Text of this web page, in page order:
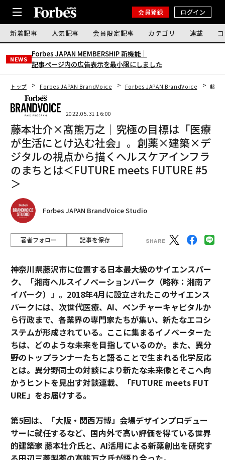
会員登録 ログイン
新着記事 人気記事 会員限定記事 カテゴリ 連載
NEWS
Forbes JAPAN MEMBERSHIP 新機能｜
記事ページ内の広告表示を最小限にしました
トップ Forbes JAPAN BrandVoice Forbes JAPAN BrandVoice 藤本
2022.05.31 16:00
藤本壮介×髙熊万之｜究極の目標は「医療
が生活にとけ込む社会」。創薬×建築×デ
ジタルの視点から描くヘルスケアインフラ
のまちとは＜FUTURE meets FUTURE #5
＞
Forbes JAPAN BrandVoice Studio
著者フォロー 記事を保存
神奈川県藤沢市に位置する日本最大級のサイエンスパー
ク、「湘南ヘルスイノベーションパーク（略称：湘南ア
イパーク）」。2018年4月に設立されたこのサイエンス
パークには、次世代医療、AI、ベンチャーキャピタルか
ら行政まで、各業界の専門家たちが集い、新たなエコシ
ステムが形成されている。ここに集まるイノベーターた
ちは、どのような未来を目指しているのか。また、異分
野のトップランナーたちと語ることで生まれる化学反応
とは。異分野同士の対談により新たな未来像とそこへ向
かうヒントを見出す対談連載、「FUTURE meets FUT
URE」をお届けする。
第5回は、「大阪・関西万博」会場デザインプロデュー
サーに就任するなど、国内外で高い評価を得ている世界
的建築家 藤本壮介氏と、AI活用による新薬創出を研究す